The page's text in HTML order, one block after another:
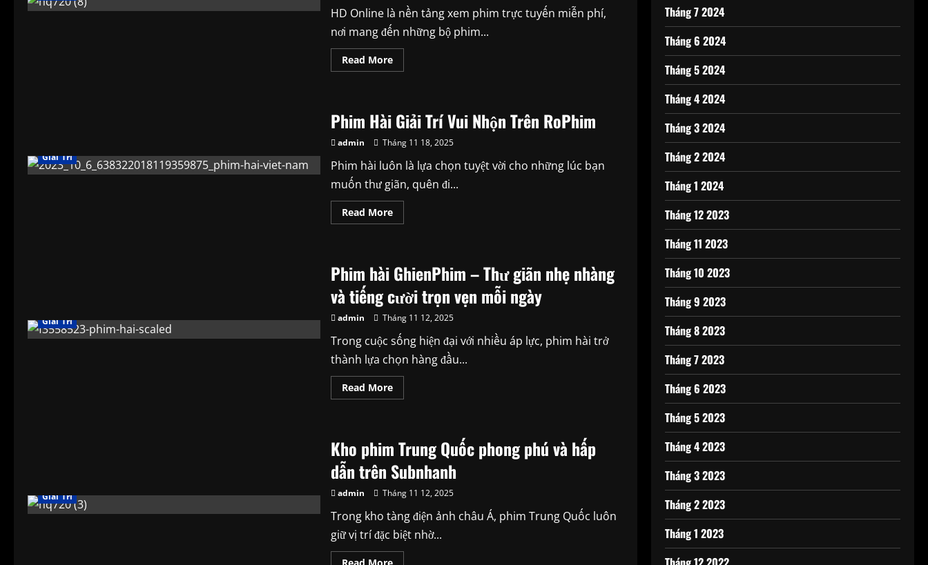
Truyện
Xuyên
Không
Tại
Blog
Truyện
Mới
HD Online là nền tảng xem phim trực tuyến miễn phí,
nơi mang đến những bộ phim...
Read MoreRead
more
–
Tuyển
Chọn
Phim
Mỹ
Nhất
HD
Online
Giải Trí
Phim Hài Giải Trí Vui Nhộn Trên RoPhim
admin Tháng 11 18, 2025
Phim hài luôn là lựa chọn tuyệt vời cho những lúc bạn
muốn thư giãn, quên đi...
Read MoreRead
more
Trí
Vui
Nhộn
Trên
RoPhim
Giải Trí
Phim hài GhienPhim – Thư giãn nhẹ nhàng
và tiếng cười trọn vẹn mỗi ngày
admin Tháng 11 12, 2025
Trong cuộc sống hiện đại với nhiều áp lực, phim hài trở
thành lựa chọn hàng đầu...
Read MoreRead
more
–
Thư
giãn
nhẹ
nhàng
và
cười
trọn
vẹn
mỗi
ngày
Giải Trí
Kho phim Trung Quốc phong phú và hấp
dẫn trên Subnhanh
admin Tháng 11 12, 2025
Trong kho tàng điện ảnh châu Á, phim Trung Quốc luôn
giữ vị trí đặc biệt nhờ...
Read
Tháng 7 2024
Tháng 6 2024
Tháng 5 2024
Tháng 4 2024
Tháng 3 2024
Tháng 2 2024
Tháng 1 2024
Tháng 12 2023
Tháng 11 2023
Tháng 10 2023
Tháng 9 2023
Tháng 8 2023
Tháng 7 2023
Tháng 6 2023
Tháng 5 2023
Tháng 4 2023
Tháng 3 2023
Tháng 2 2023
Tháng 1 2023